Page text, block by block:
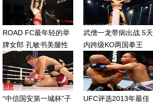
ROAD FC最年轻的举
牌女郎 孔敏书美腿性
感眼神清纯
武僧一龙带病出战 5天
内跨级KO两国拳王
“中信国安第一城杯”子
UFC评选2013年最佳